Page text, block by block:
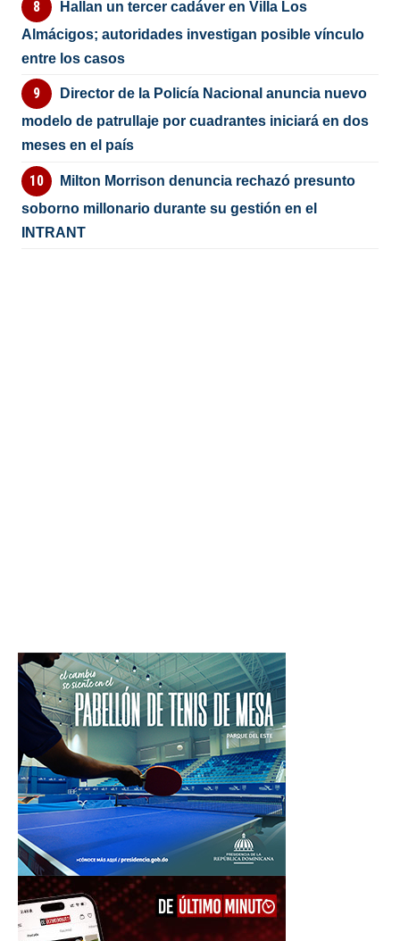
Hallan un tercer cadáver en Villa Los
Almácigos; autoridades investigan posible vínculo
entre los casos
Director de la Policía Nacional anuncia nuevo
modelo de patrullaje por cuadrantes iniciará en dos
meses en el país
Milton Morrison denuncia rechazó presunto
soborno millonario durante su gestión en el
INTRANT